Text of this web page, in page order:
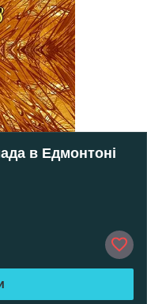
в Едмонтоні